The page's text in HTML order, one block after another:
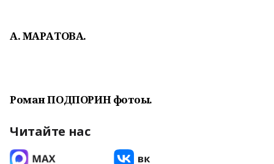
А. МАРАТОВА.
Роман ПОДПОРИН фотоһы.
Читайте нас